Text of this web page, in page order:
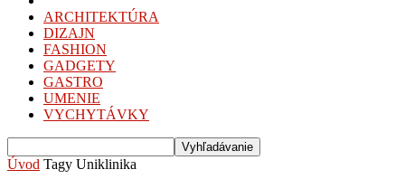
ARCHITEKTÚRA
DIZAJN
FASHION
GADGETY
GASTRO
UMENIE
VYCHYTÁVKY
Úvod Tagy Uniklinika